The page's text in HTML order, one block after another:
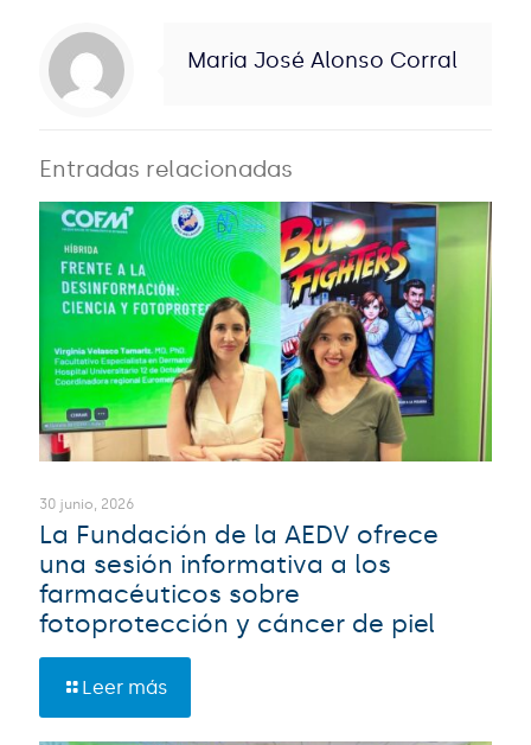
Maria José Alonso Corral
Entradas relacionadas
30 junio, 2026
La Fundación de la AEDV ofrece
una sesión informativa a los
farmacéuticos sobre
fotoprotección y cáncer de piel
Leer más